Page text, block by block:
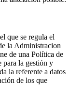
que se regula el
la Administracion
de una Política de
para la gestión y
la referente a datos
de los que